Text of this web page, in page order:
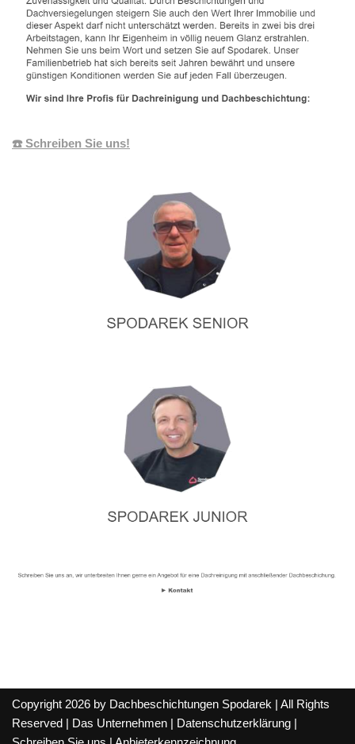
☎️ Schreiben Sie uns!
Copyright 2026 by Dachbeschichtungen Spodarek | All Rights
Reserved |
Das Unternehmen Datenschutzerklärung